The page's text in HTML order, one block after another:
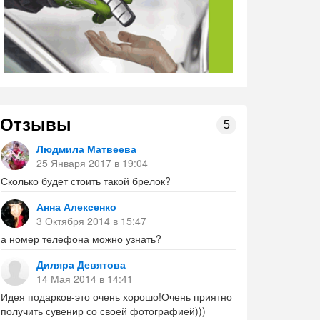
Отзывы 5
Людмила Матвеева
25 Января 2017 в 19:04
Сколько будет стоить такой брелок?
Анна Алексенко
3 Октября 2014 в 15:47
а номер телефона можно узнать?
Диляра Девятова
14 Мая 2014 в 14:41
Идея подарков-это очень хорошо!Очень приятно
получить сувенир со своей фотографией)))